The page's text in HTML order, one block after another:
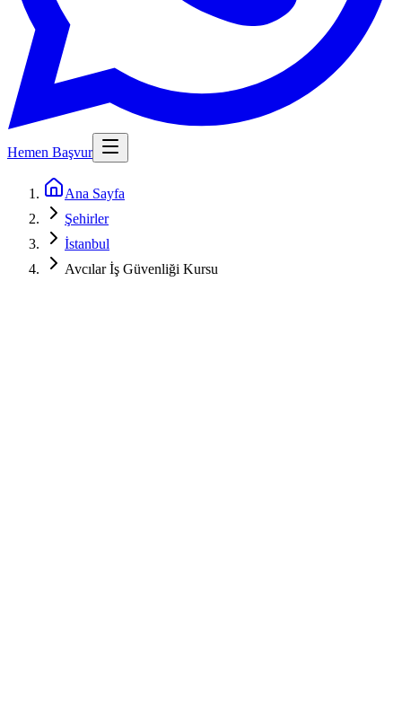
Hemen Başvur
Ana Sayfa
Şehirler
İstanbul
Avcılar İş Güvenliği Kursu